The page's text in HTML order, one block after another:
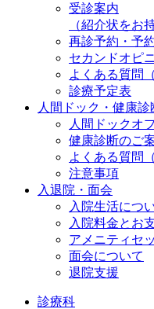
受診案内
（紹介状をお
再診予約・予
セカンドオピ
よくある質問
診療予定表
人間ドック・健康診
人間ドックオ
健康診断のご
よくある質問
注意事項
入退院・面会
入院生活につ
入院料金とお
アメニティセ
面会について
退院支援
診療科